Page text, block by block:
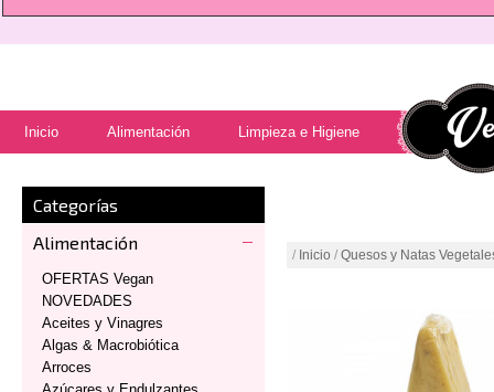
Inicio Alimentación Limpieza e Higiene
Categorías
Alimentación
OFERTAS Vegan
NOVEDADES
Aceites y Vinagres
Algas & Macrobiótica
Arroces
/ Inicio / Quesos y Natas